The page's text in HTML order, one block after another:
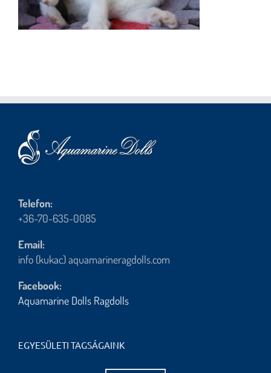
Telefon:
+36-70-635-0085
Email:
info (kukac) aquamarineragdolls.com
Facebook:
Aquamarine Dolls Ragdolls
EGYESÜLETI TAGSÁGAINK